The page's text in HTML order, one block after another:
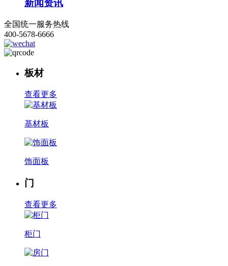
新闻资讯
全国统一服务热线
400-5678-6666
板材
查看更多
基材板
饰面板
门
查看更多
柜门